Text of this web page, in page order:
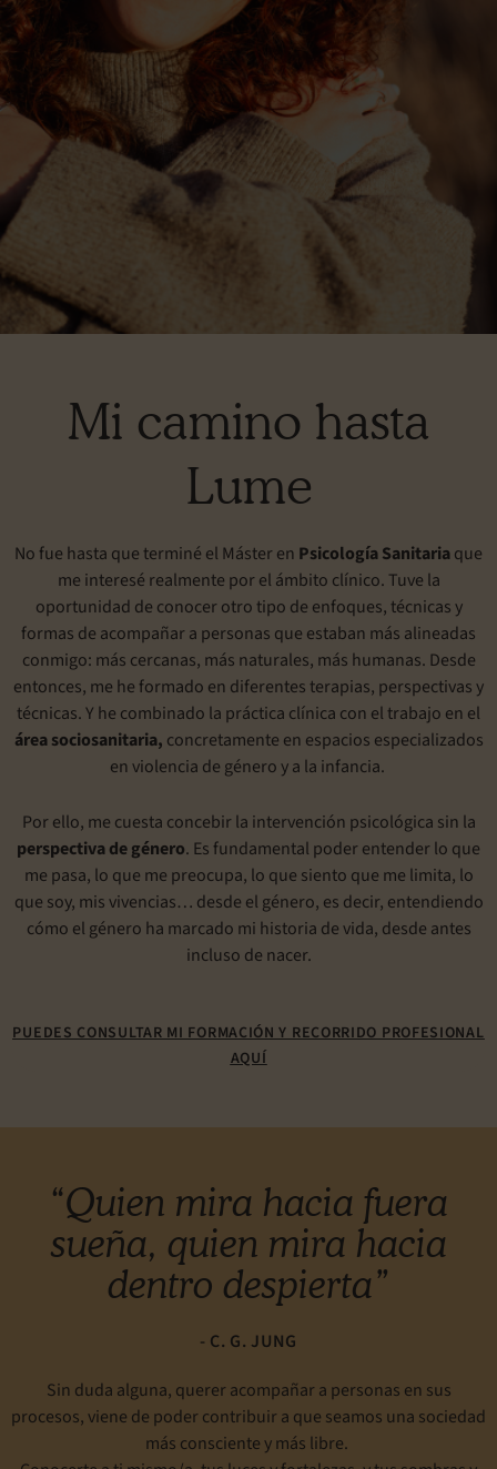
Mi camino hasta
Lume
No fue hasta que terminé el Máster en Psicología Sanitariaque
me interesé realmente por el ámbito clínico. Tuve la
oportunidad de conocer otro tipo de enfoques, técnicas y
formas de acompañar a personas que estaban más alineadas
conmigo: más cercanas, más naturales, más humanas. Desde
entonces, me he formado en diferentes terapias, perspectivas y
técnicas. Y he combinado la práctica clínica con el trabajo en el
área sociosanitaria, concretamente en espacios especializados
en violencia de género y a la infancia.
Por ello, me cuesta concebir la intervención psicológica sin la
perspectiva de género. Es fundamental poder entender lo que
me pasa, lo que me preocupa, lo que siento que me limita, lo
que soy, mis vivencias… desde el género, es decir, entendiendo
cómo el género ha marcado mi historia de vida, desde antes
incluso de nacer.
PUEDES CONSULTAR MI FORMACIÓN Y RECORRIDO PROFESIONAL
AQUÍ
“Quien mira hacia fuera
sueña, quien mira hacia
dentro despierta”
- C. G. JUNG
Sin duda alguna, querer acompañar a personas en sus
procesos, viene de poder contribuir a que seamos una sociedad
más consciente y más libre.